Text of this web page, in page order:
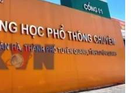
mở
qua